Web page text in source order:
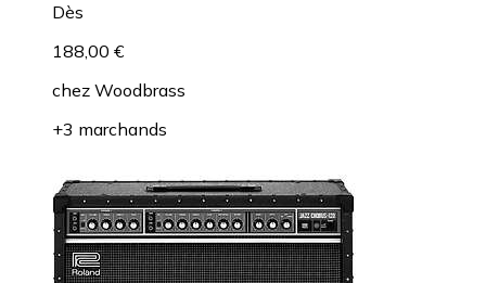
Dès
188,00 €
chez Woodbrass
+3 marchands